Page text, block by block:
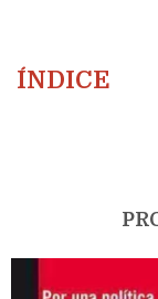
ÍNDICE